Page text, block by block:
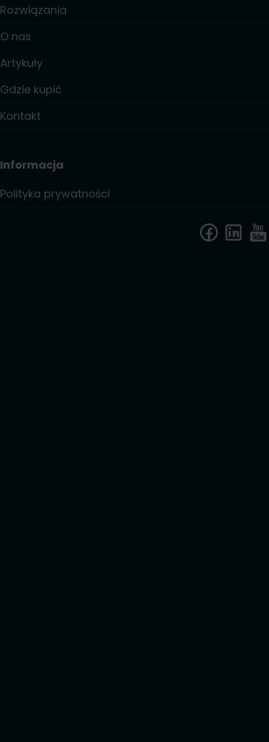
Rozwiązania
O nas
Artykuły
Gdzie kupić
Kontakt
Informacja
Polityka prywatności